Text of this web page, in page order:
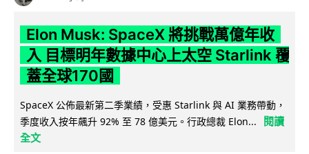
Elon Musk: SpaceX 將挑戰萬億年收
入 目標明年數據中心上太空 Starlink 覆
蓋全球170國
SpaceX 公佈最新第二季業績，受惠 Starlink 與 AI 業務帶動，
季度收入按年飆升 92% 至 78 億美元。行政總裁 Elon...
閱讀
全文